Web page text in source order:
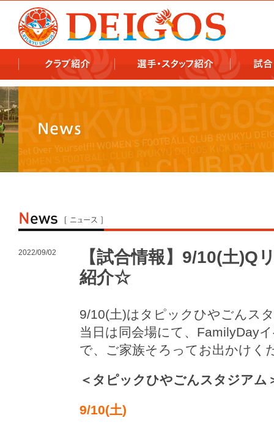
2022/09/02
【試合情報】9/10(土
紹介☆
9/10(土)はタピックひやごんス
当日は同会場にて、FamilyDay
で、ご家族そろってお出かけく
＜タピックひやごんスタジアム
9/10(土)